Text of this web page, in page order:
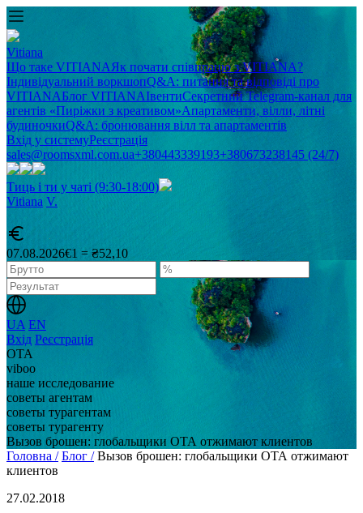
Vitiana
Що таке VITIANAЯк почати співпрацю з VITIANA?
Індивідуальний воркшопQ&A: питання та відповіді про
VITIANAБлог VITIANAІвентиСекретний Telegram-канал для
агентів «Пиріжки з креативом»Апартаменти, вілли, літні
будиночкиQ&A: бронювання вілл та апартаментів
Вхід у системуРеєстрація
sales@roomsxml.com.ua+380443339193+380673238145 (24/7)
Тиць і ти у чаті (9:30-18:00)
Vitiana V.
07.08.2026€1 = ₴52,10
UA EN
Вхід Реєстрація
OTA
viboo
наше исследование
советы агентам
советы турагентам
советы турагенту
Вызов брошен: глобальщики ОТА отжимают клиентов
Головна / Блог / Вызов брошен: глобальщики ОТА отжимают
клиентов
27.02.2018